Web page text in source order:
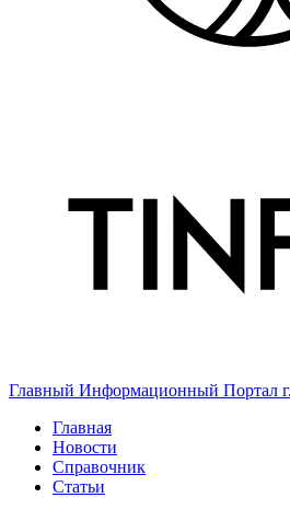
Главный Информационный Портал
Главная
Новости
Справочник
Статьи